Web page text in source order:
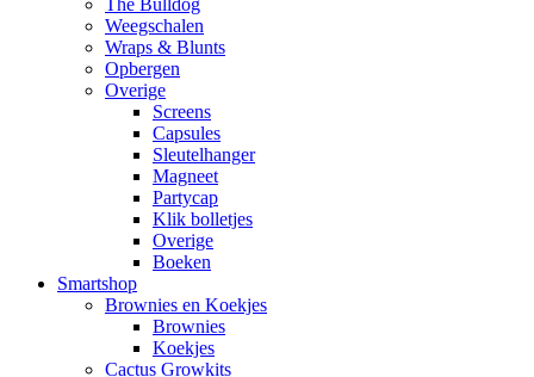
The Bulldog
Weegschalen
Wraps & Blunts
Opbergen
Overige
Screens
Capsules
Sleutelhanger
Magneet
Partycap
Klik bolletjes
Overige
Boeken
Smartshop
Brownies en Koekjes
Brownies
Koekjes
Cactus Growkits